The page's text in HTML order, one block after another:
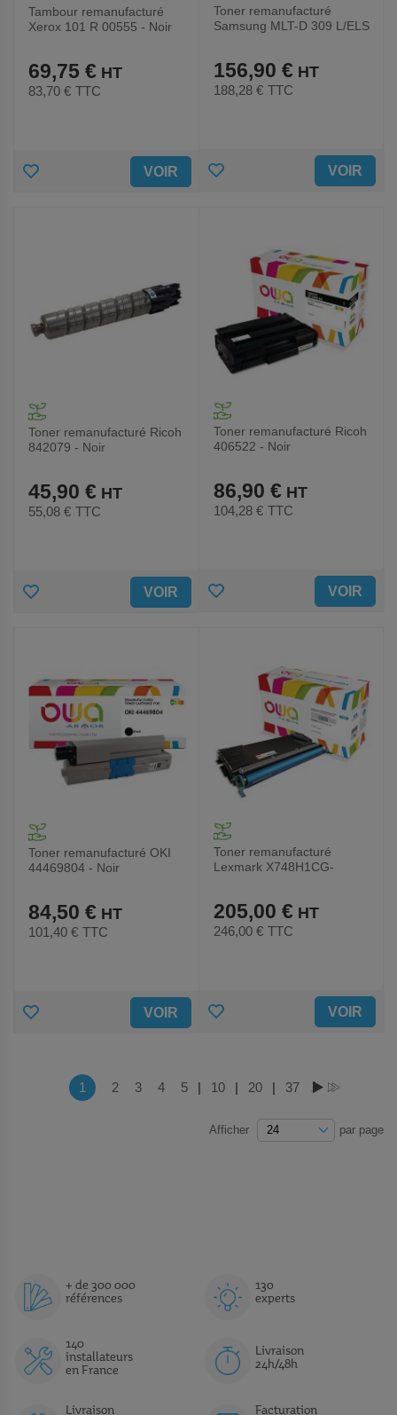
Tambour remanufacturé
Xerox 101 R 00555 - Noir
69,75 €
83,70 € TTC
AJOUTER VOIR
Toner remanufacturé
Samsung MLT-D 309 L/ELS
156,90 €
188,28 € TTC
AJOUTER VOIR
Toner remanufacturé Ricoh
842079 - Noir
45,90 €
55,08 € TTC
AJOUTER VOIR
Toner remanufacturé Ricoh
406522 - Noir
86,90 €
104,28 € TTC
AJOUTER VOIR
Toner remanufacturé OKI
44469804 - Noir
84,50 €
101,40 € TTC
AJOUTER
FAVORIS
VOIR
Toner remanufacturé
Lexmark X748H1CG-
205,00 €
246,00 € TTC
AJOUTER VOIR
PageVous lisez actuellement la page
1 Page
2 Page
3 Page
4 Page
5 | Page
10 | Page
20 | Page
37
Afficher par page
+ de 300 000
références
130
experts
140
installateurs
en France
Livraison
24h/48h
Livraison
Facturation